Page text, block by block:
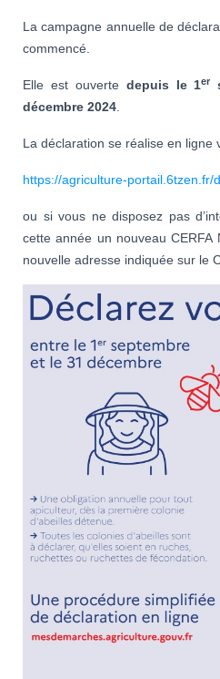
La campagne annuelle de
commencé.
Elle est ouverte depuis le 1er
décembre 2024
La déclaration se réalise en ligne
https://agriculture-
ou si vous ne disposez pas
cette année un nouveau CERFA
nouvelle adresse indiquée sur le